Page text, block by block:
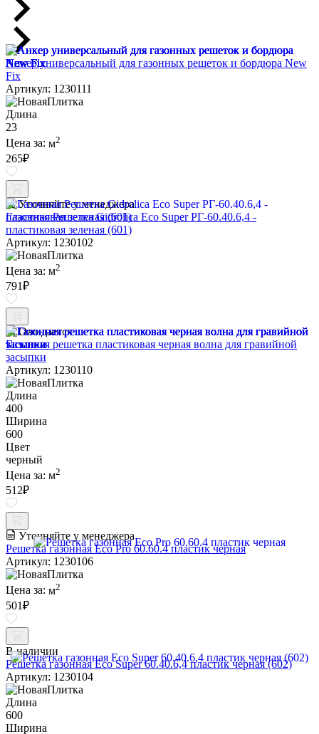
Анкер универсальный для газонных решеток и бордюра New
Fix
Артикул: 1230111
Длина
23
Цена за: м2
265₽
Уточняйте у менеджера
Газонная Решетка Gidrolica Eco Super РГ-60.40.6,4 -
пластиковая зеленая (601)
Артикул: 1230102
Цена за: м2
791₽
Ожидается
Газонная решетка пластиковая черная волна для гравийной
засыпки
Артикул: 1230110
Длина
400
Ширина
600
Цвет
черный
Цена за: м2
512₽
Уточняйте у менеджера
Решетка газонная Eco Pro 60.60.4 пластик черная
Артикул: 1230106
Цена за: м2
501₽
В наличии
Решетка газонная Eco Super 60.40.6,4 пластик черная (602)
Артикул: 1230104
Длина
600
Ширина